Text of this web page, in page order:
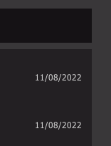
11/08/2022
11/08/2022